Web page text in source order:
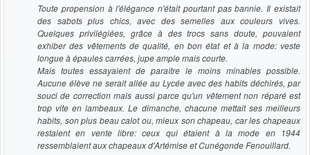
Toute propension à l'élégance n'était pourtant pas bannie. Il existait
des sabots plus chics, avec des semelles aux couleurs vives.
Quelques privilégiées, grâce à des trocs sans doute, pouvaient
exhiber des vêtements de qualité, en bon état et à la mode: veste
longue à épaules carrées, jupe ample mais courte.
Mais toutes essayaient de paraître le moins minables possible.
Aucune élève ne serait allée au Lycée avec des habits déchirés, par
souci de correction mais aussi parce qu'un vêtement non réparé est
trop vite en lambeaux. Le dimanche, chacune mettait ses meilleurs
habits, son plus beau calot ou, mieux son chapeau, car les chapeaux
restaient en vente libre: ceux qui étaient à la mode en 1944
ressemblaient aux chapeaux d'Artémise et Cunégonde Fenouillard.